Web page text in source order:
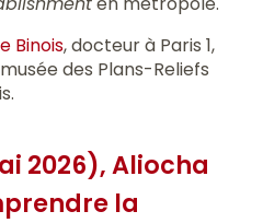
Binois, docteur à Paris 1,
des Plans-Reliefs
2026), Aliocha
la